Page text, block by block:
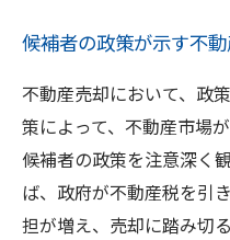
候補者の政策が示す不
不動産売却において、政
策によって、不動産市場
候補者の政策を注意深く
ば、政府が不動産税を引
担が増え、売却に踏み切